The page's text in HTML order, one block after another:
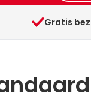
Gratis